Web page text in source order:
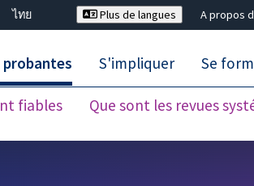
ไทย
Plus de langues A propos
probantes
fiables Que sont les revues
S'impliquer Se